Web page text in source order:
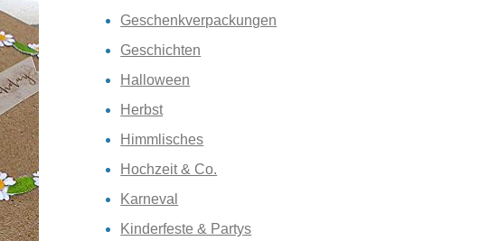
Geschenkverpackungen
Geschichten
Halloween
Herbst
Himmlisches
Hochzeit & Co.
Karneval
Kinderfeste & Partys